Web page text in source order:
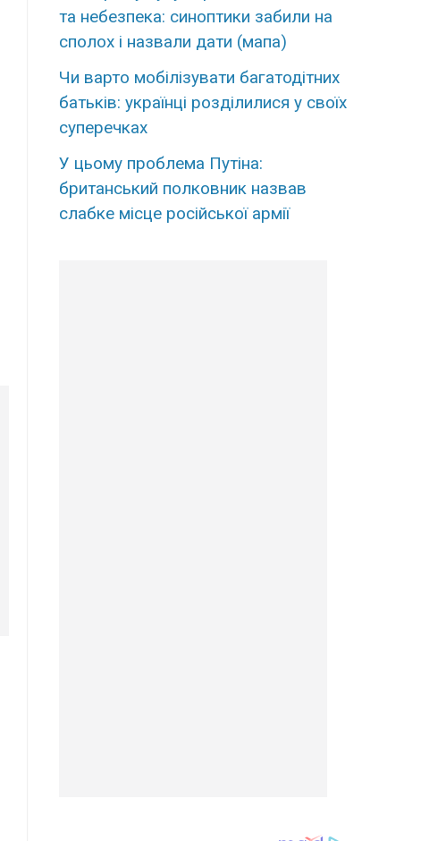
та небезпека: синоптики забили на
сполох і назвали дати (мапа)
Чи варто мобілізувати багатодітних
батьків: українці розділилися у своїх
суперечках
У цьому проблема Путіна:
британський полковник назвав
слабке місце російської армії